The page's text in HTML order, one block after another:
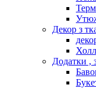
Декор з
Додатки ,